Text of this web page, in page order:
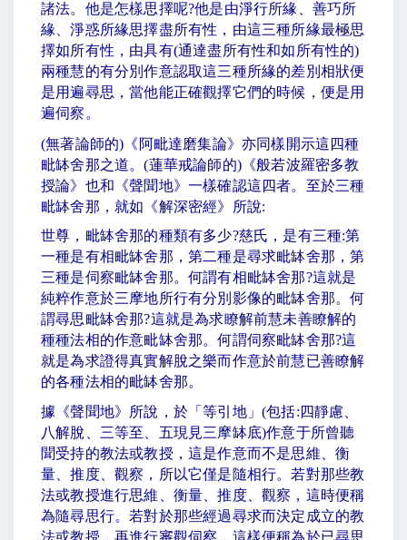
諸法。他是怎樣思擇呢?他是由淨行所緣、善巧所
緣、淨惑所緣思擇盡所有性，由這三種所緣最極思
擇如所有性，由具有(通達盡所有性和如所有性的)
兩種慧的有分別作意認取這三種所緣的差別相狀便
是用遍尋思，當他能正確觀擇它們的時候，便是用
遍伺察。
(無著論師的) 《阿毗達磨集論》亦同樣開示這四種
毗缽舍那之道。(蓮華戒論師的) 《般若波羅密多教
授論》也和《聲聞地》一樣確認這四者。至於三種
毗缽舍那，就如《解深密經》所說:
世尊，毗缽舍那的種類有多少?慈氏，是有三種:第
一種是有相毗缽舍那，第二種是尋求毗缽舍那，第
三種是伺察毗缽舍那。何謂有相毗缽舍那?這就是
純粹作意於三摩地所行有分別影像的毗缽舍那。何
謂尋思毗缽舍那?這就是為求瞭解前慧未善瞭解的
種種法相的作意毗缽舍那。何謂伺察毗缽舍那?這
就是為求證得真實解脫之樂而作意於前慧已善瞭解
的各種法相的毗缽舍那。
據《聲聞地》所說，於「等引地」 (包括: 四靜慮、
八解脫、三等至、五現見三摩缽底)作意于所曾聽
聞受持的教法或教授，這是作意而不是思維、衡
量、推度、觀察，所以它僅是隨相行。若對那些教
法或教授進行思維、衡量、推度、觀察，這時便稱
為隨尋思行。若對於那些經過尋求而決定成立的教